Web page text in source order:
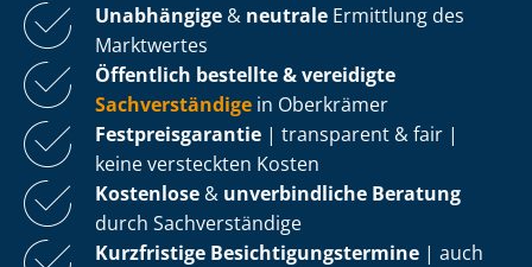
Unabhängige & neutrale Ermittlung des
Marktwertes
Öffentlich bestellte & vereidigte
Sachverständige in Oberkrämer
Fest­preis­ga­ran­tie | transparent & fair |
keine versteckten Kosten
Kostenlose & unverbindliche Beratung
durch Sachverständige
Kurzfristige Be­sich­ti­gungs­ter­mi­ne | auch